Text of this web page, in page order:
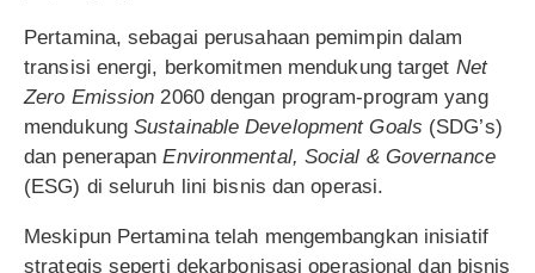
Pertamina, sebagai perusahaan pemimpin dalam
transisi energi, berkomitmen mendukung target Net
Zero Emission 2060 dengan program-program yang
mendukung Sustainable Development Goals (SDG’s)
dan penerapanEnvironmental, Social & Governance
(ESG) di seluruh lini bisnis dan operasi.
Meskipun Pertamina telah mengembangkan inisiatif
strategis seperti dekarbonisasi operasional dan bisnis